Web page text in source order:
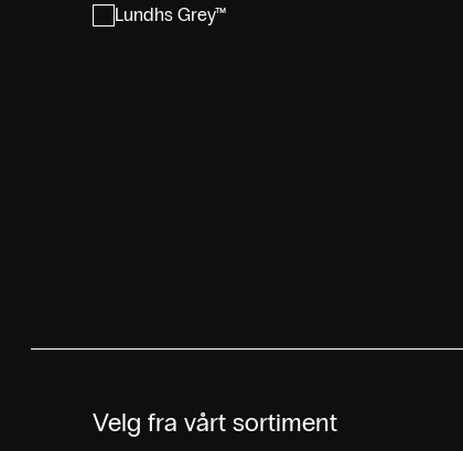
Lundhs Grey™
Velg fra vårt sortiment